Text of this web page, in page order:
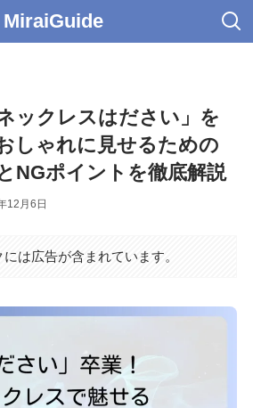
MiraiGuide
ネックレスはださい」を
しゃれに見せるための
NGポイントを徹底解説
12月6日
は広告が含まれています。